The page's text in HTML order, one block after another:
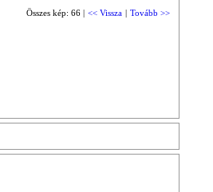
Összes kép: 66 | << Vissza | Tovább >>